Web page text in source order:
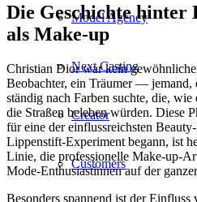
Model Agency
Next Casting
Creator
Customers
Die Geschichte
als Make-up
Christian Dior war kein
Beobachter, ein Träumer — jemand,
ständig nach Farben suchte, die, wie
die Straßen beleben würden. Diese
für eine der einflussreichsten
Lippenstift-Experiment begann, ist
Linie, die professionelle Make-up-
Mode-Enthusiastinnen auf der
Besonders spannend ist der